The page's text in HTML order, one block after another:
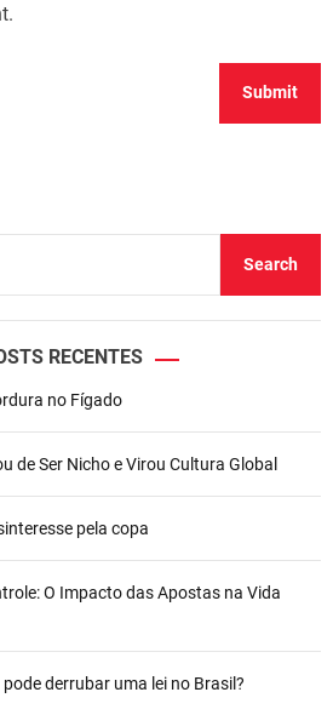
Search
RECENTES
no Fígado
de Ser Nicho e Virou Cultura Global
pela copa
O Impacto das Apostas na Vida
pode derrubar uma lei no Brasil?